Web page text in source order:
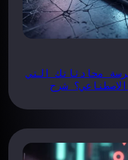
محادثاتك التي
شرح